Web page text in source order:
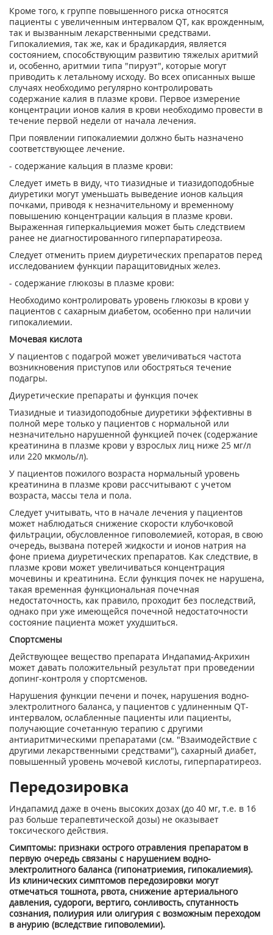
Кроме того, к группе повышенного риска относятся
пациенты с увеличенным интервалом QT, как врожденным,
так и вызванным лекарственными средствами.
Гипокалиемия, так же, как и брадикардия, является
состоянием, способствующим развитию тяжелых аритмий
и, особенно, аритмии типа "пируэт", которые могут
приводить к летальному исходу. Во всех описанных выше
случаях необходимо регулярно контролировать
содержание калия в плазме крови. Первое измерение
концентрации ионов калия в крови необходимо провести в
течение первой недели от начала лечения.
При появлении гипокалиемии должно быть назначено
соответствующее лечение.
- содержание кальция в плазме крови:
Следует иметь в виду, что тиазидные и тиазидоподобные
диуретики могут уменьшать выведение ионов кальция
почками, приводя к незначительному и временному
повышению концентрации кальция в плазме крови.
Выраженная гиперкальциемия может быть следствием
ранее не диагностированного гиперпаратиреоза.
Следует отменить прием диуретических препаратов перед
исследованием функции паращитовидных желез.
- содержание глюкозы в плазме крови:
Необходимо контролировать уровень глюкозы в крови у
пациентов с сахарным диабетом, особенно при наличии
гипокалиемии.
Мочевая кислота
У пациентов с подагрой может увеличиваться частота
возникновения приступов или обостряться течение
подагры.
Диуретические препараты и функция почек
Тиазидные и тиазидоподобные диуретики эффективны в
полной мере только у пациентов с нормальной или
незначительно нарушенной функцией почек (содержание
креатинина в плазме крови у взрослых лиц ниже 25 мг/л
или 220 мкмоль/л).
У пациентов пожилого возраста нормальный уровень
креатинина в плазме крови рассчитывают с учетом
возраста, массы тела и пола.
Следует учитывать, что в начале лечения у пациентов
может наблюдаться снижение скорости клубочковой
фильтрации, обусловленное гиповолемией, которая, в свою
очередь, вызвана потерей жидкости и ионов натрия на
фоне приема диуретических препаратов. Как следствие, в
плазме крови может увеличиваться концентрация
мочевины и креатинина. Если функция почек не нарушена,
такая временная функциональная почечная
недостаточность, как правило, проходит без последствий,
однако при уже имеющейся почечной недостаточности
состояние пациента может ухудшиться.
Спортсмены
Действующее вещество препарата Индапамид-Акрихин
может давать положительный результат при проведении
допинг-контроля у спортсменов.
Нарушения функции печени и почек, нарушения водно-
электролитного баланса, у пациентов с удлиненным QT-
интервалом, ослабленные пациенты или пациенты,
получающие сочетанную терапию с другими
антиаритмическими препаратами (см. "Взаимодействие с
другими лекарственными средствами"), сахарный диабет,
повышенный уровень мочевой кислоты, гиперпаратиреоз.
Передозировка
Индапамид даже в очень высоких дозах (до 40 мг, т.е. в 16
раз больше терапевтической дозы) не оказывает
токсического действия.
Симптомы: признаки острого отравления препаратом в
первую очередь связаны с нарушением водно-
электролитного баланса (гипонатриемия, гипокалиемия).
Из клинических симптомов передозировки могут
отмечаться тошнота, рвота, снижение артериального
давления, судороги, вертиго, сонливость, спутанность
сознания, полиурия или олигурия с возможным переходом
в анурию (вследствие гиповолемии).